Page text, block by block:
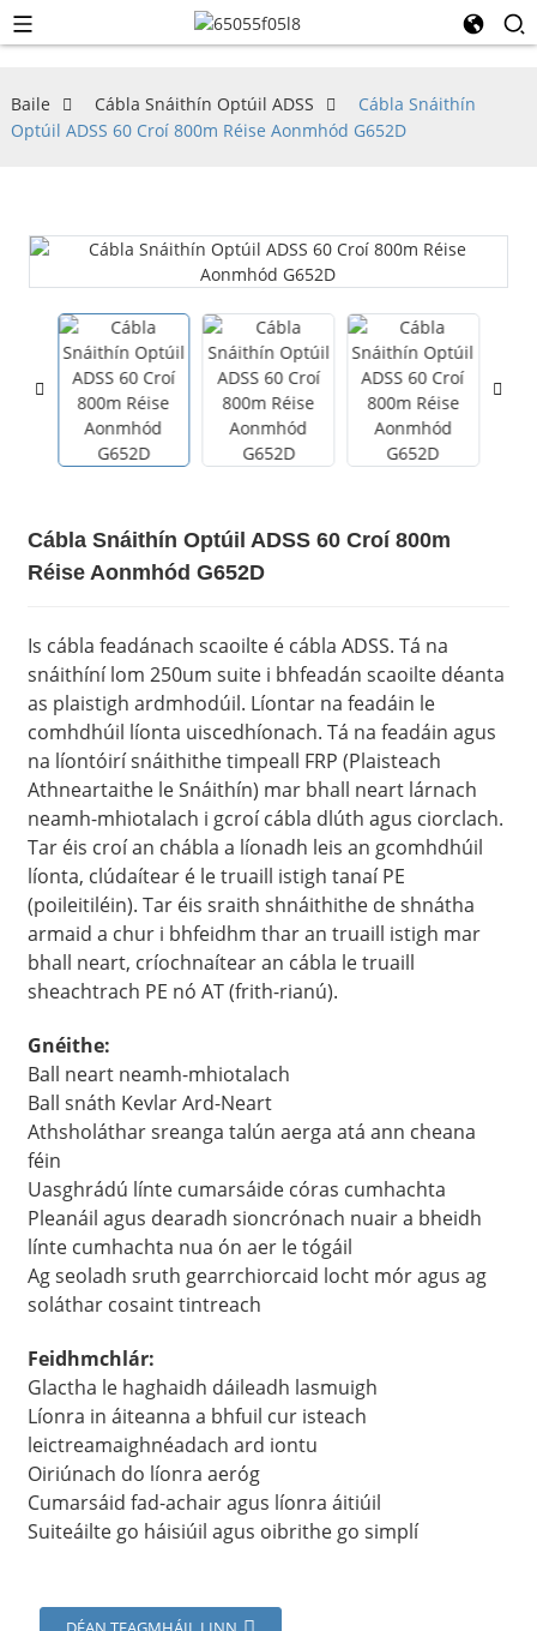
Baile Cábla Snáithín Optúil ADSS
Cábla Snáithín
Optúil ADSS 60 Croí 800m Réise Aonmhód G652D
Cábla Snáithín Optúil ADSS 60 Croí 800m
Réise Aonmhód G652D
Is cábla feadánach scaoilte é cábla ADSS. Tá na
snáithíní lom 250um suite i bhfeadán scaoilte déanta
as plaistigh ardmhodúil. Líontar na feadáin le
comhdhúil líonta uiscedhíonach. Tá na feadáin agus
na líontóirí snáithithe timpeall FRP (Plaisteach
Athneartaithe le Snáithín) mar bhall neart lárnach
neamh-mhiotalach i gcroí cábla dlúth agus ciorclach.
Tar éis croí an chábla a líonadh leis an gcomhdhúil
líonta, clúdaítear é le truaill istigh tanaí PE
(poileitiléin). Tar éis sraith shnáithithe de shnátha
armaid a chur i bhfeidhm thar an truaill istigh mar
bhall neart, críochnaítear an cábla le truaill
sheachtrach PE nó AT (frith-rianú).
Gnéithe:
Ball neart neamh-mhiotalach
Ball snáth Kevlar Ard-Neart
Athsholáthar sreanga talún aerga atá ann cheana
féin
Uasghrádú línte cumarsáide córas cumhachta
Pleanáil agus dearadh sioncrónach nuair a bheidh
línte cumhachta nua ón aer le tógáil
Ag seoladh sruth gearrchiorcaid locht mór agus ag
soláthar cosaint tintreach
Feidhmchlár:
Glactha le haghaidh dáileadh lasmuigh
Líonra in áiteanna a bhfuil cur isteach
leictreamaighnéadach ard iontu
Oiriúnach do líonra aeróg
Cumarsáid fad-achair agus líonra áitiúil
Suiteáilte go háisiúil agus oibrithe go simplí